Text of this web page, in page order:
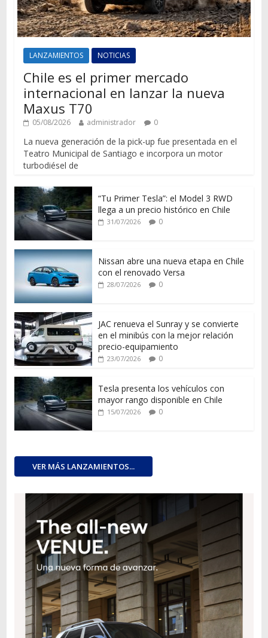
LANZAMIENTOS NOTICIAS
Chile es el primer mercado
internacional en lanzar la nueva
Maxus T70
05/08/2026 administrador 0
La nueva generación de la pick-up fue presentada en el
Teatro Municipal de Santiago e incorpora un motor
turbodiésel de
“Tu Primer Tesla”: el Model 3 RWD
llega a un precio histórico en Chile
31/07/2026 0
Nissan abre una nueva etapa en Chile
con el renovado Versa
28/07/2026 0
JAC renueva el Sunray y se convierte
en el minibús con la mejor relación
precio-equipamiento
23/07/2026 0
Tesla presenta los vehículos con
mayor rango disponible en Chile
15/07/2026 0
VER MÁS LANZAMIENTOS...